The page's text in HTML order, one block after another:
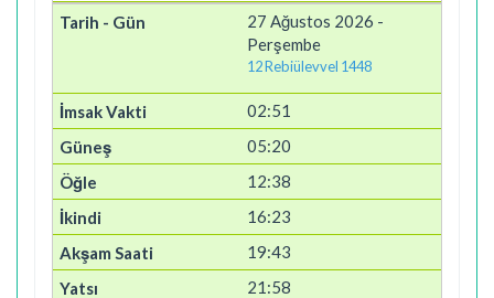
27 Ağustos 2026 -
Perşembe
12 Rebiülevvel 1448
02:51
05:20
12:38
16:23
19:43
21:58